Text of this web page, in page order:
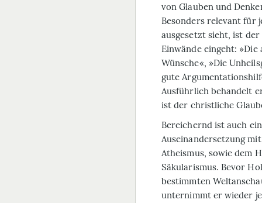
von Glauben und
Besonders relevant für
ausgesetzt sieht, ist
Einwände eingeht:
Wünsche«, »Die
gute
Ausführlich behandelt
ist der christliche
Bereichernd ist auch
Auseinandersetzung
Atheismus, sowie dem
Säkularismus. Bevor
bestimmten
unternimmt er wieder